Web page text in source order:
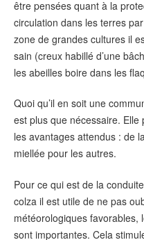
être pensées quant à la
circulation dans les terres
zone de grandes cultures il
sain (creux habillé d’une
les abeilles boire dans les
Quoi qu’il en soit une
est plus que nécessaire. Elle
les avantages attendus : de
miellée pour les autres.
Pour ce qui est de la
colza il est utile de ne pas
météorologiques favorables,
sont importantes. Cela